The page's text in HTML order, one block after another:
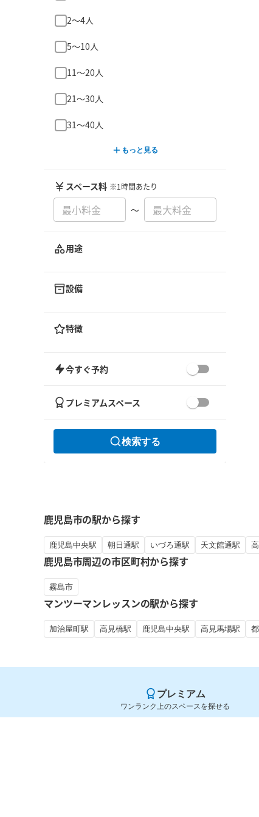
2〜4人
5〜10人
11〜20人
21〜30人
31〜40人
もっと見る
スペース料 ※1時間あたり
〜
用途
設備
特徴
今すぐ予約
プレミアムスペース
検索する
鹿児島市の駅から探す
鹿児島中央駅 朝日通駅 いづろ通駅 天文館通駅
鹿児島市周辺の市区町村から探す
霧島市
マンツーマンレッスンの駅から探す
加治屋町駅 高見橋駅 鹿児島中央駅 高見馬場駅
プレミアム
ワンランク上のスペースを探せる